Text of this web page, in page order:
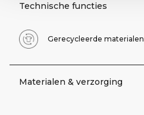
Technische functies
Gerecycleerde materialen
Materialen & verzorging